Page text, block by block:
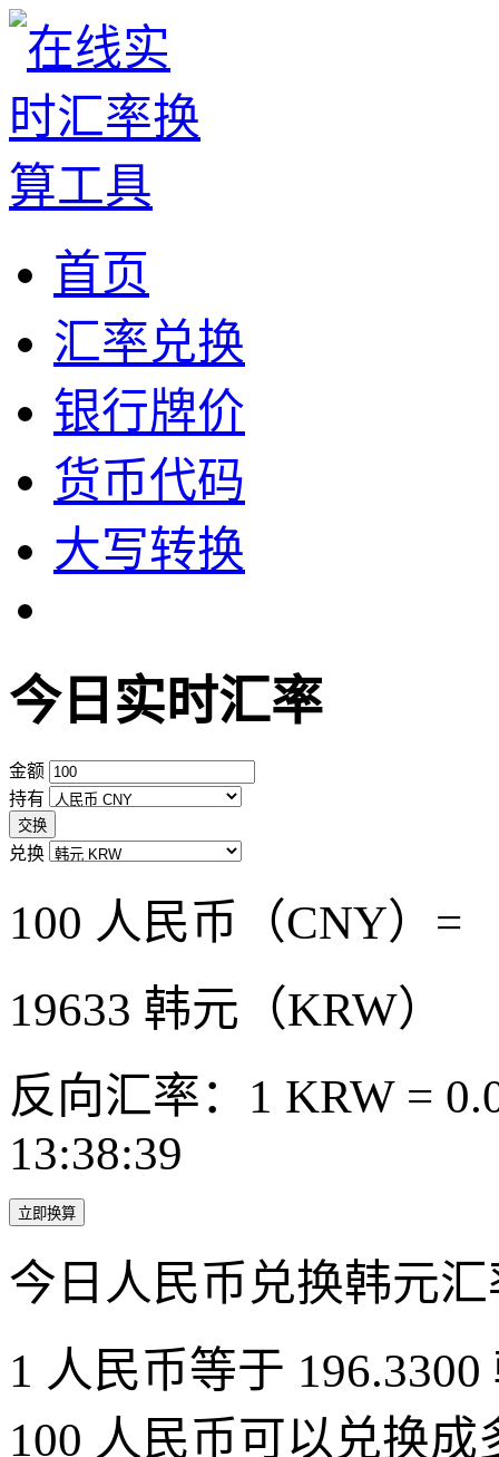
首页
汇率兑换
银行牌价
货币代码
大写转换
今日实时汇率
金额
持有
交换
兑换
100 人民币（CNY）=
19633 韩元（KRW）
反向汇率：1 KRW =
13:38:39
立即换算
今日人民币兑换韩元
1 人民币等于
100 人民币可以兑换成